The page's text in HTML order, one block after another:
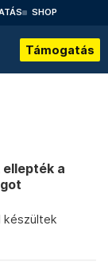
SHOP
Támogatás
a
készültek